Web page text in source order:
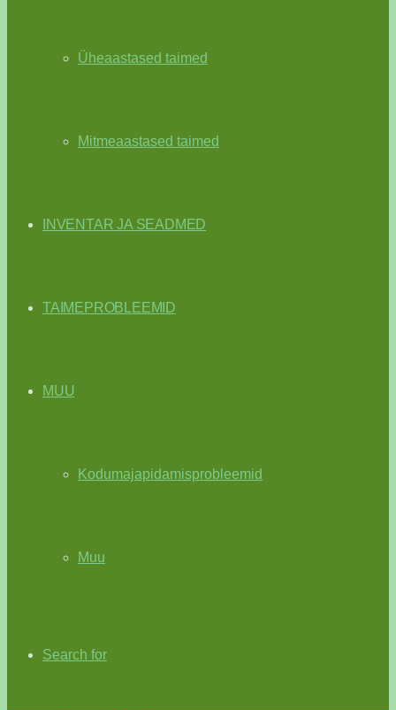
Üheaastased taimed
Mitmeaastased taimed
INVENTAR JA SEADMED
TAIMEPROBLEEMID
MUU
Kodumajapidamisprobleemid
Muu
Search for